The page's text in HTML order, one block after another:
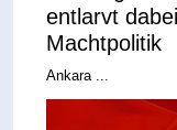
entlarvt
Machtpolitik
Ankara ...